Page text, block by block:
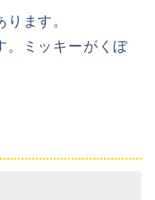
ます。
。ミッキーがくぼ